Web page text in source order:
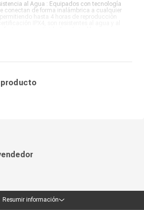
al Agua : Equipados con tecnología
conectan de forma inalámbrica a cualquier
hasta 4 horas de reproducción
estos lentes ofrecen una experiencia
Resumir información